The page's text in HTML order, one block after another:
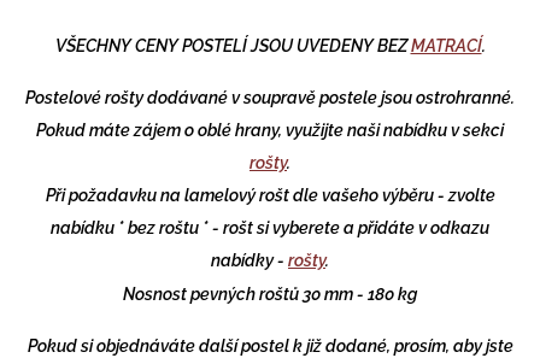
VŠECHNY CENY POSTELÍ JSOU UVEDENY BEZMATRACÍ.
Postelové rošty dodávané v soupravě postele jsou ostrohranné.
Pokud máte zájem o oblé hrany, využijte naši nabídku v sekci
rošty.
Při požadavku na lamelový rošt dle vašeho výběru - zvolte
nabídku * bez roštu * - rošt si vyberete a přidáte v odkazu
nabídky - rošty.
Nosnost pevných roštů 30 mm - 180 kg
Pokud si objednáváte další postel k již dodané, prosím, aby jste